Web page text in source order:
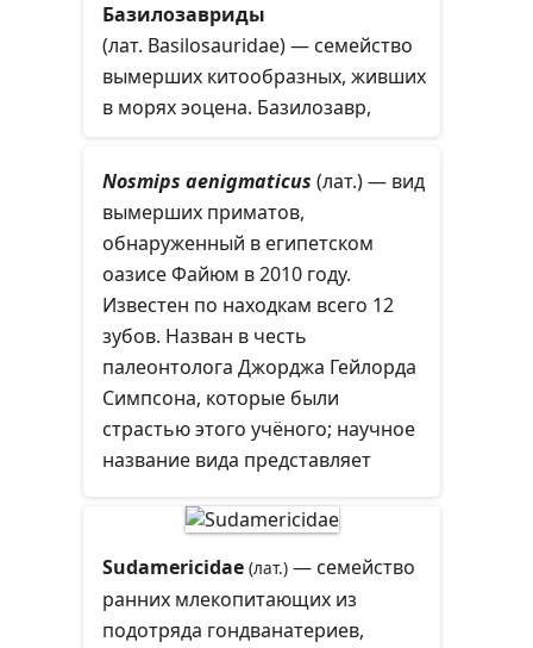
распространённых по всей
Голарктике. Ранние
представители омомиидов и
адапидов появляются в начале
самых первых представителей
высших обезьян.
Базилозавриды
(лат. Basilosauridae)— семейство
вымерших китообразных, живших
в морях эоцена. Базилозавр,
является исключительно морским
животным.
Nosmips aenigmaticus (лат.)— вид
вымерших приматов,
обнаруженный в египетском
оазисе Файюм в 2010 году.
Известен по находкам всего 12
зубов. Назван в честь
палеонтолога Джорджа Гейлорда
Симпсона, которые были
страстью этого учёного; научное
название вида представляет
Sudamericidae (лат.) — семейство
ранних млекопитающих из
подотряда гондванатериев,